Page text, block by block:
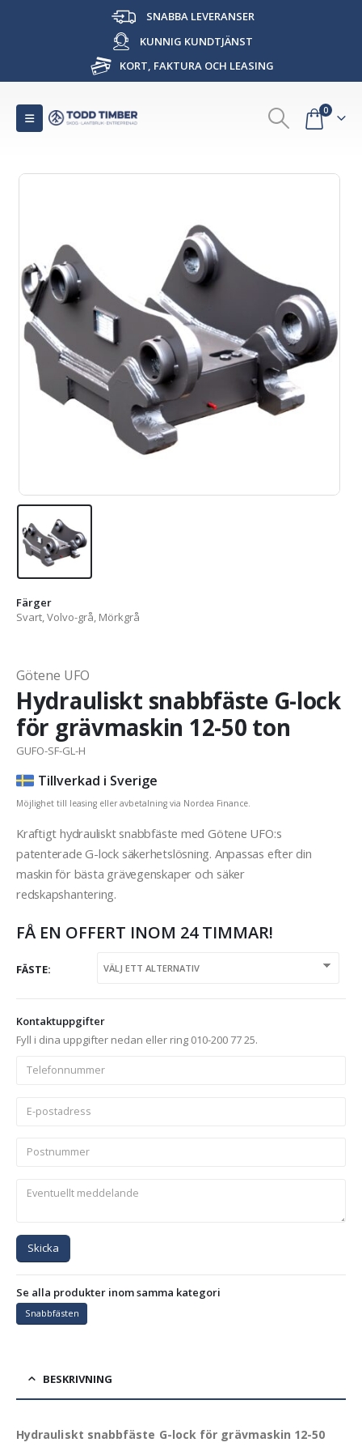
SNABBA LEVERANSER
KUNNIG KUNDTJÄNST
KORT, FAKTURA OCH LEASING
0
Färger
Svart, Volvo-grå, Mörkgrå
Götene UFO
Hydrauliskt snabbfäste G-lock
för grävmaskin 12-50 ton
GUFO-SF-GL-H
Tillverkad i Sverige
Möjlighet till leasing eller avbetalning via Nordea Finance.
Kraftigt hydrauliskt snabbfäste med Götene UFO:s
patenterade G-lock säkerhetslösning. Anpassas efter din
maskin för bästa grävegenskaper och säker
redskapshantering.
FÅ EN OFFERT INOM 24 TIMMAR!
FÄSTE
Kontaktuppgifter
Fyll i dina uppgifter nedan eller ring 010-200 77 25.
Skicka
Se alla produkter inom samma kategori
Snabbfästen
BESKRIVNING
Hydrauliskt snabbfäste G-lock för grävmaskin 12-50